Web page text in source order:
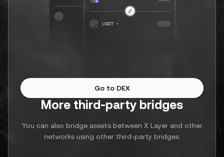
Go to DEX
More third-party bridges
You can also bridge assets between X Layer and other
networks using other third-party bridges.